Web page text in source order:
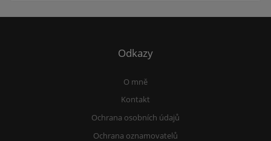
Odkazy
O mně
Kontakt
Ochrana osobních údajů
Ochrana oznamovatelů